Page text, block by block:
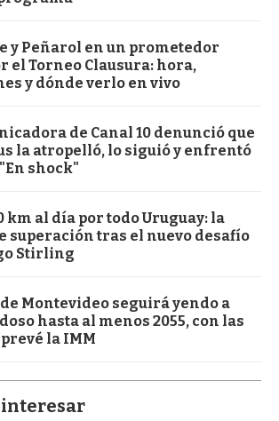
y Peñarol en un prometedor
el Torneo Clausura: hora,
y dónde verlo en vivo
de Canal 10 denunció que
la atropelló, lo siguió y enfrentó
shock"
km al día por todo Uruguay: la
superación tras el nuevo desafío
Stirling
Montevideo seguirá yendo a
hasta al menos 2055, con las
la IMM
interesar